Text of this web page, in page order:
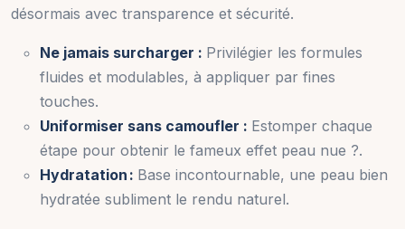
désormais avec transparence et sécurité.
Ne jamais surcharger : Privilégier les formules
fluides et modulables, à appliquer par fines
touches.
Uniformiser sans camoufler : Estomper chaque
étape pour obtenir le fameux effet peau nue ?.
Hydratation : Base incontournable, une peau bien
hydratée subliment le rendu naturel.